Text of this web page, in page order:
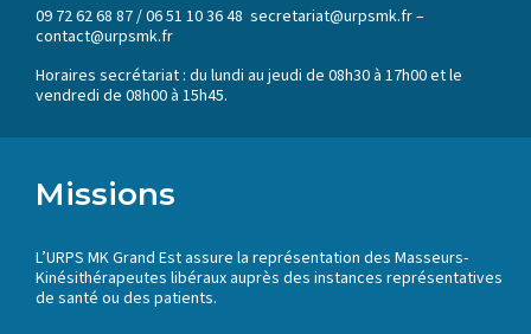
09 72 62 68 87 / 06 51 10 36 48 secretariat@urpsmk.fr –
contact@urpsmk.fr
Horaires secrétariat : du lundi au jeudi de 08h30 à 17h00 et le
vendredi de 08h00 à 15h45.
Missions
L’URPS MK Grand Est assure la représentation des Masseurs-
Kinésithérapeutes libéraux auprès des instances représentatives
de santé ou des patients.